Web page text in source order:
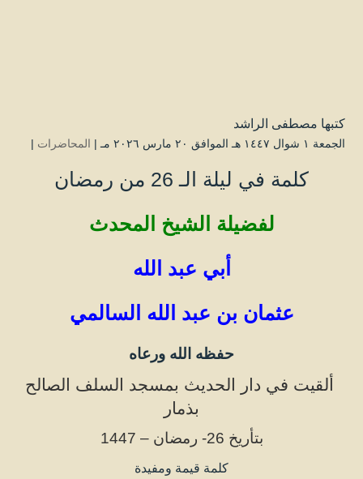
كتبها مصطفى الراشد
الجمعة ۱ شوال ۱٤٤۷ هـ الموافق ۲۰ مارس ۲۰۲٦ مـ | المحاضرات |
كلمة في ليلة الـ 26 من رمضان
لفضيلة الشيخ المحدث
أبي عبد الله
عثمان بن عبد الله السالمي
حفظه الله ورعاه
ألقيت في دار الحديث بمسجد السلف الصالح
بذمار
بتأريخ 26- رمضان – 1447
كلمة قيمة ومفيدة